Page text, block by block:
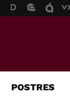
POSTRES